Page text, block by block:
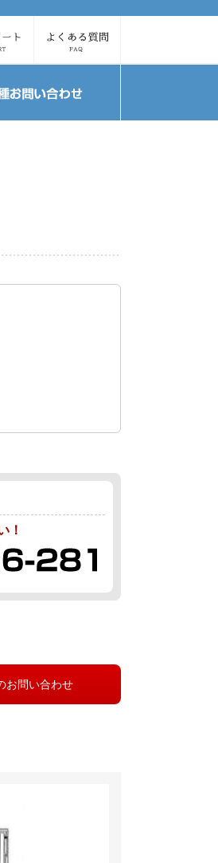
！
お問い合わせ